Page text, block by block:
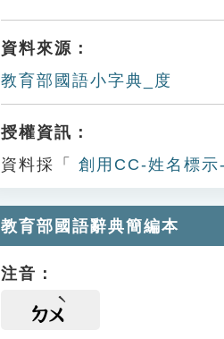
資料來源：
教育部國語小字典_度
授權資訊：
資料採「
創用CC-姓名標
教育部國語辭典簡編本
注音：
ㄉㄨ